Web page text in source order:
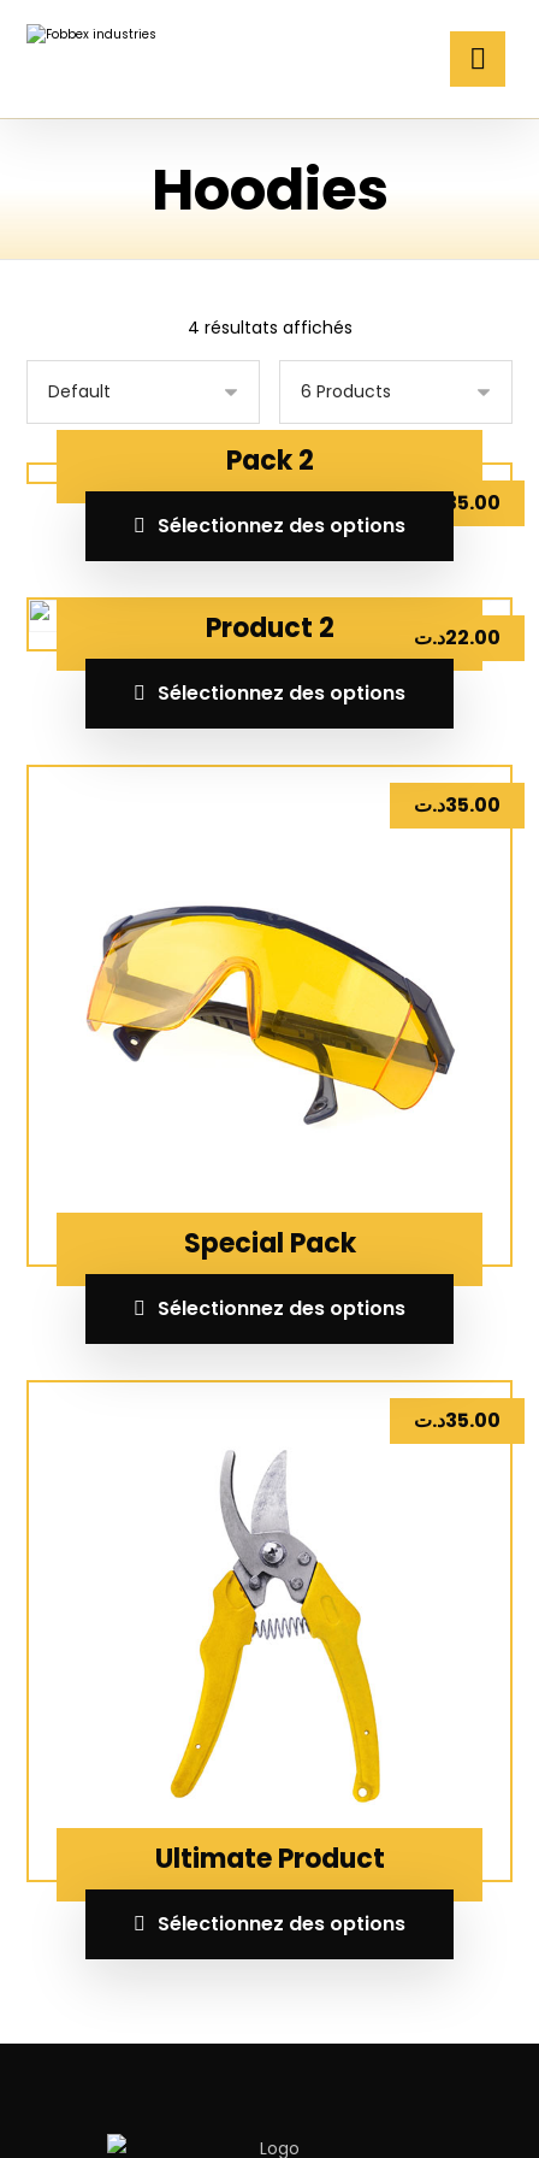
Hoodies
4 résultats affichés
Pack 2
35.00
Sélectionnez des options
Product 2 22.00د.ت
Sélectionnez des options
Special Pack
35.00د.ت
Sélectionnez des options
Ultimate Product
35.00د.ت
Sélectionnez des options